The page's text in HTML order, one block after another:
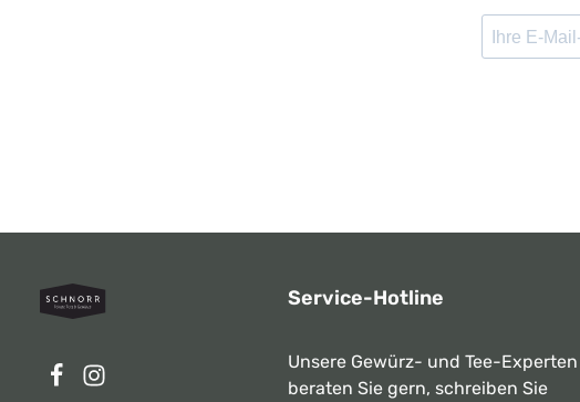
Service-Hotline
Unsere Gewürz- und Tee-Experten
beraten Sie gern, schreiben Sie